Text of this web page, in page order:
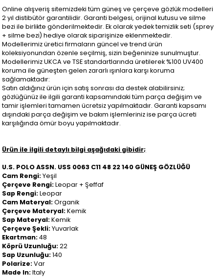
Online alışveriş sitemizdeki tüm güneş ve çerçeve gözlük modelleri
2 yıl distibütör garantilidir. Garanti belgesi, orijinal kutusu ve silme
bezi ile birlikte gönderilmektedir. Ek olarak yedek temizlik seti (sprey
+ silme bezi) hediye olarak siparişinize eklenmektedir.
Modellerimiz üretici firmaların güncel ve trend ürün
koleksiyonundan özenle seçilmiş, sizin beğeninize sunulmuştur.
Modellerimiz UKCA ve TSE standartlarında üretilerek %100 UV400
koruma ile güneşten gelen zararlı ışınlara karşı koruma
sağlamaktadır:
Satın aldığınız ürün için satış sonrası da destek alabilirsiniz;
gözlüğünüz ile ilgili garanti kapsamındaki tüm parça değişim ve
tamir işlemleri tamamen ücretsiz yapılmaktadır. Garanti kapsamı
dışındaki parça değişim ve bakım işlemleriniz ise parça ücreti
karşılığında ömür boyu yapılmaktadır.
Ürün ile ilgili detaylı bilgi aşağıdaki gibidir;
U.S. POLO ASSN. USS 0063 C11 48 22 140 GÜNEŞ GÖZLÜĞÜ
Cam Rengi:Yeşil
Çerçeve Rengi:Leopar + Şeffaf
Sap Rengi:Leopar
Cam Materyal:Organik
Çerçeve Materyal:Kemik
Sap Materyal:Kemik
Çerçeve Şekli:Yuvarlak
Ekartman:48
Köprü Uzunluğu:22
Sap Uzunluğu:140
Polarize:Var
Made In:Italy